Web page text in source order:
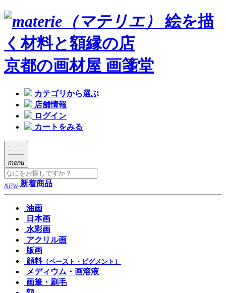
絵を描
く材料と額縁の店
京都の画材屋 画箋堂
カテゴリから選ぶ
店舗情報
ログイン
カートをみる
menu
NEW 新着商品
油画
日本画
水彩画
アクリル画
版画
顔料（ペースト・ピグメント）
メディウム・画溶液
画筆・刷毛